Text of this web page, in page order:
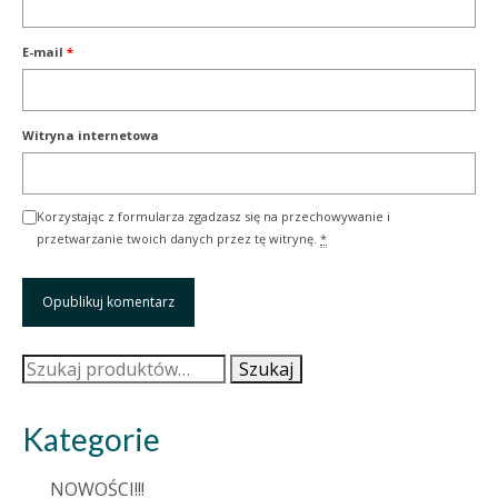
E-mail *
Witryna internetowa
Korzystając z formularza zgadzasz się na przechowywanie i
przetwarzanie twoich danych przez tę witrynę. *
Szukaj: Szukaj
Kategorie
NOWOŚCI!!!